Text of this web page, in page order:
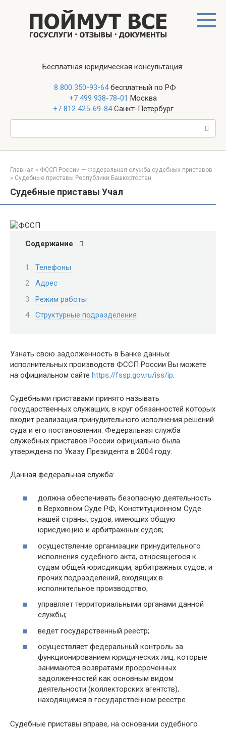
Бесплатная юридическая консультация:
8 800 350-93-64бесплатный по РФ
+7 499 938-78-01 Москва
+7 812 425-69-84Санкт-Петербург
Главная » ФССП России — Федеральная служба судебных приставов
» Судебные приставы Республики Башкортостан
Судебные приставы Учал
Содержание
Телефоны
Адрес
Режим работы
Структурные подразделения
Узнать свою задолженность в Банке данных
исполнительных производств ФССП России Вы можете
на официальном сайте https://fssp.gov.ru/iss/ip
Судебными приставами принято называть
государственных служащих, в круг обязанностей которых
входит реализация принудительного исполнения решений
суда и его постановления. Федеральная служба
служебных приставов России официально была
утверждена по Указу Президента в 2004 году.
Данная федеральная служба:
должна обеспечивать безопасную деятельность
в Верховном Суде РФ, Конституционном Суде
нашей страны, судов, имеющих общую
юрисдикцию и арбитражных судов;
осуществление организации принудительного
исполнения судебного акта, относящегося к
судам общей юрисдикции, арбитражных судов, и
прочих подразделений, входящих в
исполнительное производство;
управляет территориальными органами данной
службы;
ведет государственный реестр;
осуществляет федеральный контроль за
функционированием юридических лиц, которые
занимаются возвратами просроченных
задолженностей как основным видом
деятельности (коллекторских агентств),
находящимся в государственном реестре.
Судебные приставы вправе, на основании судебного